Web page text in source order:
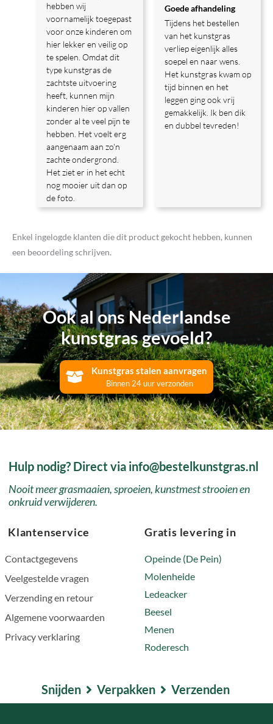
hebben wij
voornamelijk toegepast
voor onze kinderen om
hier lekker en veilig op
te spelen. Omdat dit
type kunstgras de
zachtste uitvoering
heeft, kunnen mijn
kinderen hier op vallen
zonder al te veel pijn te
hebben. Het voelt erg
aangenaam aan zo'n
zachte ondergrond.
Het ziet er in het echt
nog mooier uit dan op
de foto.
Goede afhandeling
Tijdens het bestellen
van het kunstgras
verliep eigenlijk alles
soepel en naar wens.
Het kunstgras kwam op
tijd binnen en het
leggen ging ook vrij
gemakkelijk. Ik ben dik
en dubbel tevreden!
Enkel ingelogde klanten die dit product gekocht hebben, kunnen
een beoordeling schrijven.
Ook al ons Nederlandse
kunstgras gevoeld?
Kunstgras stalen aanvragen
Binnen 24 uur verzonden
Hulp nodig? Direct via info@bestelkunstgras.nl
Nooit meer grasmaaien, sproeien, kunstmest strooien en
onkruid verwijderen.
Klantenservice
Contactgegevens
Veelgestelde vragen
Verzending en retour
Algemene voorwaarden
Privacy verklaring
Gratis levering in
Opeinde (De Pein)
Molenheide
Ledeacker
Beesel
Menen
Roderesch
Snijden Verpakken Verzenden